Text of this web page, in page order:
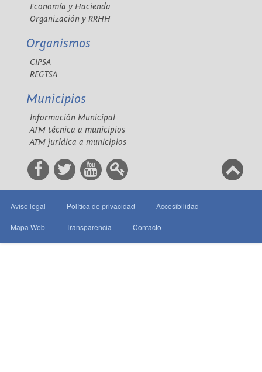
Economía y Hacienda
Organización y RRHH
Organismos
CIPSA
REGTSA
Municipios
Información Municipal
ATM técnica a municipios
ATM jurídica a municipios
Aviso legal Política de privacidad Accesibilidad
Mapa Web Transparencia Contacto